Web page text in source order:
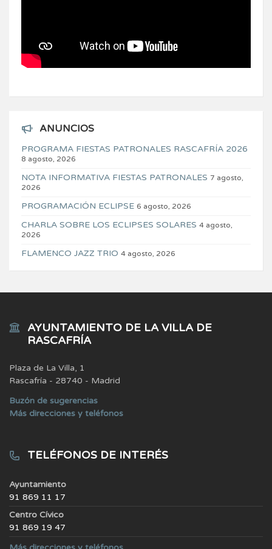
ANUNCIOS
PROGRAMA FIESTAS PATRONALES RASCAFRÍA 2026
8 agosto, 2026
NOTA INFORMATIVA FIESTAS PATRONALES 7 agosto,
2026
PROGRAMACIÓN ECLIPSE 6 agosto, 2026
CHARLA SOBRE LOS ECLIPSES SOLARES 4 agosto,
2026
FLAMENCO JAZZ TRIO 4 agosto, 2026
AYUNTAMIENTO DE LA VILLA DE
RASCAFRÍA
Plaza de La Villa, 1
Rascafría - 28740 - Madrid
Buzón de sugerencias
Más direcciones y teléfonos
TELÉFONOS DE INTERÉS
Ayuntamiento
91 869 11 17
Centro Cívico
91 869 19 47